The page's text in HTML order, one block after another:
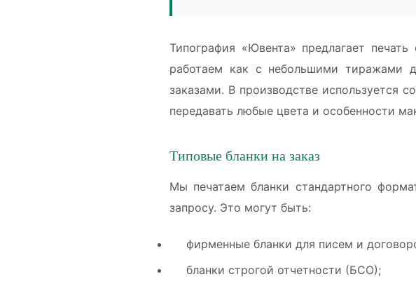
Типография «Ювента» предлагает
работаем как с небольшими тиражами
заказами. В производстве используется
передавать любые цвета и особенности
Типовые бланки на заказ
Мы печатаем бланки стандартного
запросу. Это могут быть:
фирменные бланки для писем и
бланки строгой отчетности (БСО);